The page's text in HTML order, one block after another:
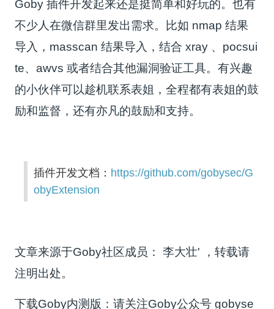
Goby 插件开发起来还是挺简单和好玩的。也有
不少人在微信群里发出需求。比如 nmap 结果
导入，masscan 结果导入，结合 xray 、pocsui
te、awvs 或者结合其他漏洞验证工具。有兴趣
的小伙伴可以趁机联系表姐，全程都有表姐的鼓
励和监督，还有亦凡的鼓励和支持。
插件开发文档： https://github.com/gobysec/G
obyExtension
文章来源于Goby社区成员： 李大壮' ，转载请
注明出处。
下载Goby内测版：请关注Goby公众号 gobyse